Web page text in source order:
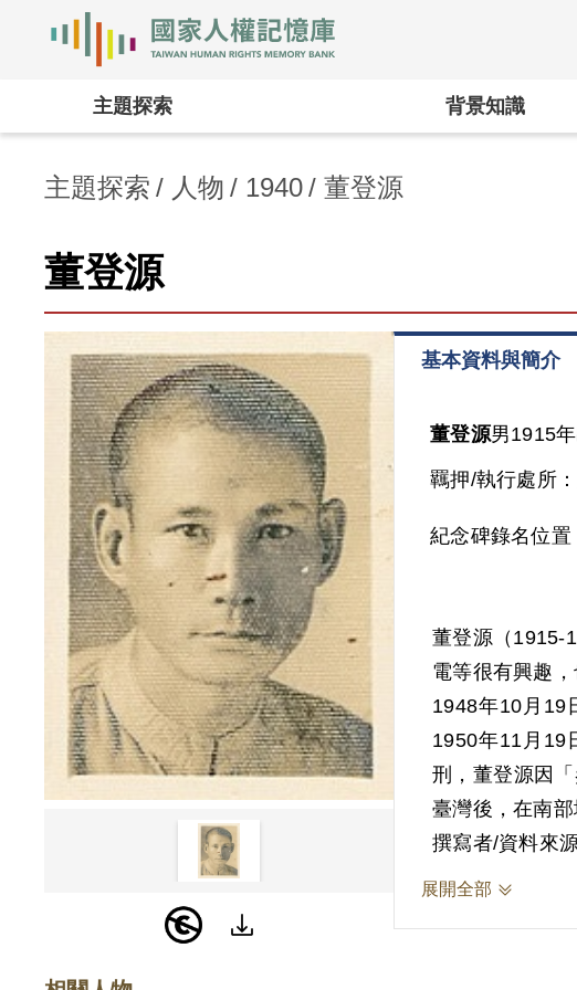
主題探索 背景知識
主題探索 人物 1940 董登源
董登源
基本資料與簡介
董登源男1915
羈押/執行處所：
紀念碑錄名位置
董登源（1915-
電等很有興趣
1948年10月19
1950年11月19
刑，董登源因
臺灣後，在南
會工廠保衛團
蘭受訪表示，
撰寫者/資料來
展開全部